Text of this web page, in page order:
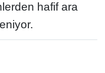
hafif ara